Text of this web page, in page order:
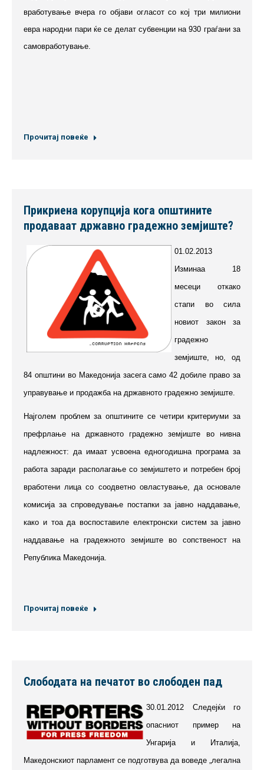
вработување вчера го објави огласот со кој три милиони
евра народни пари ќе се делат субвенции на 930 граѓани за
самовработување.
Прочитај повеќе
Прикриена корупција кога општините
продаваат државно градежно земјиште?
01.02.2013
Изминаа 18
месеци откако
стапи во сила
новиот закон за
градежно
земјиште, но, од
84 општини во Македонија засега само 42 добиле право за
управување и продажба на државното градежно земјиште.
Најголем проблем за општините се четири критериуми за
префрлање на државното градежно земјиште во нивна
надлежност: да имаат усвоена едногодишна програма за
работа заради располагање со земјиштето и потребен број
вработени лица со соодветно овластување, да основале
комисија за спроведување постапки за јавно наддавање,
како и тоа да воспоставиле електронски систем за јавно
наддавање на градежното земјиште во сопственост на
Република Македонија.
Прочитај повеќе
Слободата на печатот во слободен пад
30.01.2012 Следејќи го
опасниот пример на
Унгарија и Италија,
Македонскиот парламент се подготвува да воведе „легална